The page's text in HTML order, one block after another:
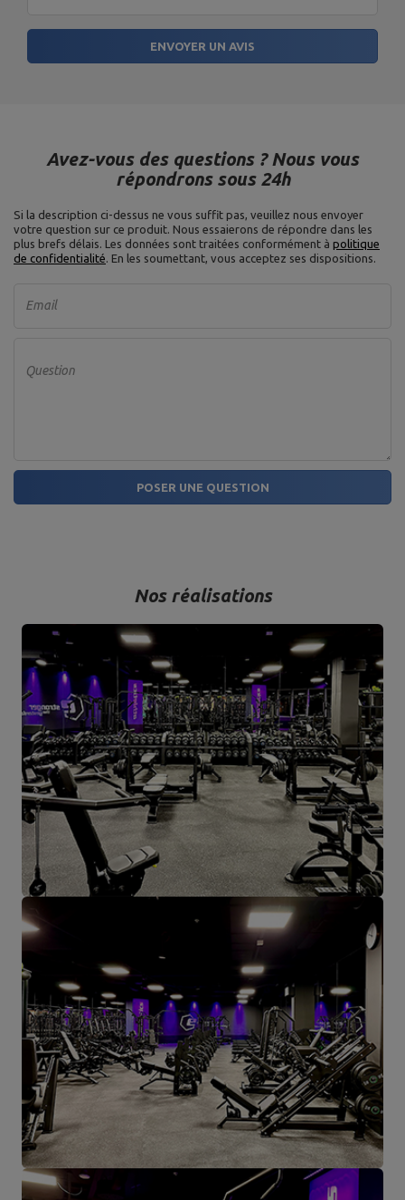
ENVOYER UN AVIS
Avez-vous des questions ? Nous vous
répondrons sous 24h
Si la description ci-dessus ne vous suffit pas, veuillez nous envoyer
votre question sur ce produit. Nous essaierons de répondre dans les
plus brefs délais. Les données sont traitées conformément à politique
de confidentialité. En les soumettant, vous acceptez ses dispositions.
Email
Question
POSER UNE QUESTION
Nos réalisations